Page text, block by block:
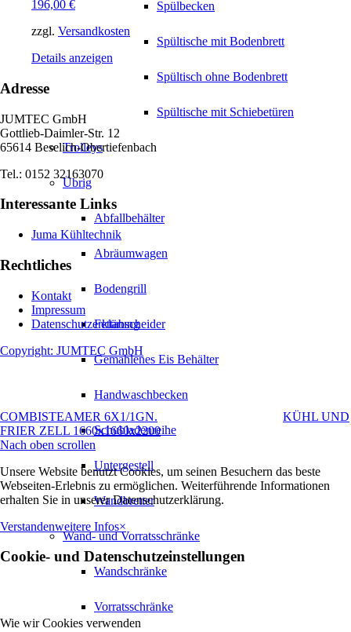
Spülbecken
Spültische mit Bodenbrett
Spültisch ohne Bodenbrett
Spültische mit Schiebetüren
Trolleys
Übrig
Abfallbehälter
Abräumwagen
Bodengrill
Fettabscheider
Gemahlenes Eis Behälter
Handwaschbecken
Schubladenreihe
Untergestell
Wandbretter
Wand- und Vorratsschränke
Wandschränke
Vorratsschränke
196,00 €
zzgl. Versandkosten
Details anzeigen
Adresse
JUMTEC GmbH
Gottlieb-Daimler-Str. 12
65614 Beselich-Obertiefenbach
Tel.: 0152 32163070
Interessante Links
Juma Kühltechnik
Rechtliches
Kontakt
Impressum
Datenschutzerklärung
Copyright: JUMTEC GmbH
COMBISTEAMER 6X1/1GN.
KÜHL UND
FRIER ZELL 1660x1660x2200
Nach oben scrollen
Unsere Website benutzt Cookies, um seinen Besuchern das beste
Webseiten-Erlebnis zu ermöglichen. Weiterführende Informationen
erhalten Sie in unserer Datenschutzerklärung.
Verstandenweitere Infos×
Cookie- und Datenschutzeinstellungen
Wie wir Cookies verwenden